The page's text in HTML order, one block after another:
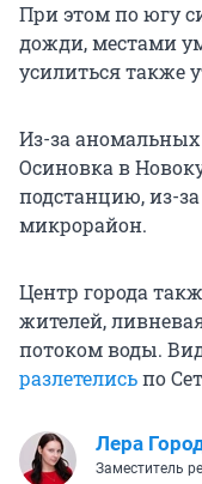
При этом по югу
дожди, местами
усилиться также
Из-за аномальных
Осиновка в
подстанцию, из-за
микрорайон.
Центр города
жителей,
потоком воды.
разлетелисьпо
Лера
Заместитель